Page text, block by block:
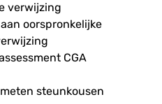
verwijzing
oorspronkelijke
CGA
steunkousen